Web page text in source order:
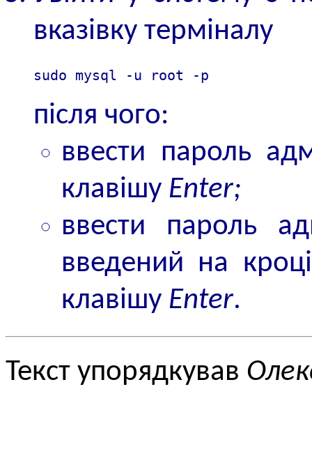
вказівку терміналу
sudo mysql -u root -p
після чого:
ввести пароль
клавішу Enter;
ввести пароль
введений на
клавішу Enter.
Текст упорядкував